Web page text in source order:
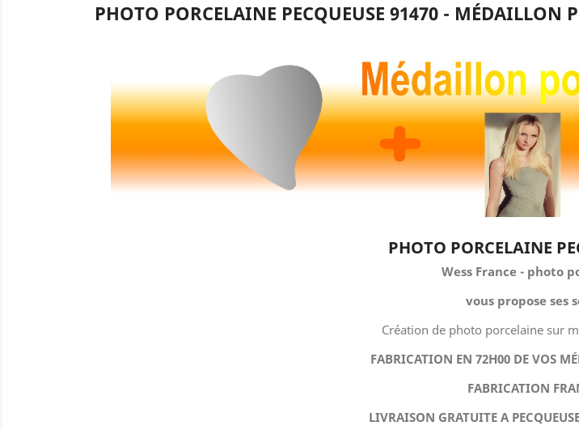
PHOTO PORCELAINE PECQUEUSE 91470 - MÉDAILLON
PHOTO PORCELAINE
Wess France - photo
vous propose ses
Création de photo porcelaine sur
FABRICATION EN 72H00 DE VOS
FABRICATION
LIVRAISON GRATUITE A